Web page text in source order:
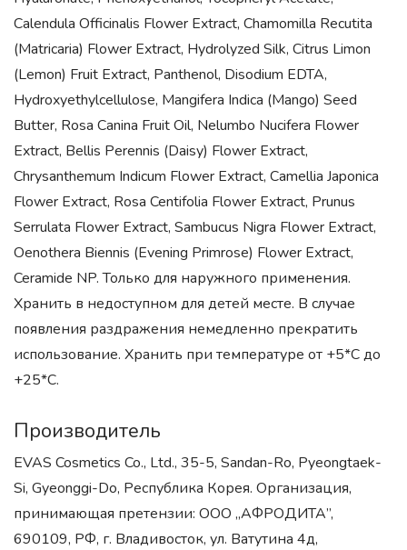
Calendula Officinalis Flower Extract, Chamomilla Recutita
(Matricaria) Flower Extract, Hydrolyzed Silk, Citrus Limon
(Lemon) Fruit Extract, Panthenol, Disodium EDTA,
Hydroxyethylcellulose, Mangifera Indica (Mango) Seed
Butter, Rosa Canina Fruit Oil, Nelumbo Nucifera Flower
Extract, Bellis Perennis (Daisy) Flower Extract,
Chrysanthemum Indicum Flower Extract, Camellia Japonica
Flower Extract, Rosa Centifolia Flower Extract, Prunus
Serrulata Flower Extract, Sambucus Nigra Flower Extract,
Oenothera Biennis (Evening Primrose) Flower Extract,
Ceramide NP. Только для наружного применения.
Хранить в недоступном для детей месте. В случае
появления раздражения немедленно прекратить
использование. Хранить при температуре от +5*С до
+25*С.
Производитель
EVAS Cosmetics Co., Ltd., 35-5, Sandan-Ro, Pyeongtaek-
Si, Gyeonggi-Do, Республика Корея. Организация,
принимающая претензии: ООО „АФРОДИТА”,
690109, РФ, г. Владивосток, ул. Ватутина 4д,